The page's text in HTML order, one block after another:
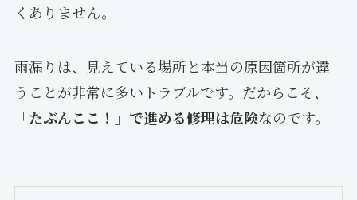
くありません。
雨漏りは、見えている場所と本当の原因箇所が違
うことが非常に多いトラブルです。だからこそ、
「たぶんここ！」で進める修理は危険なのです。